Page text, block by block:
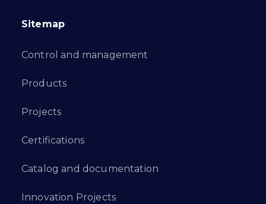
Sitemap
Control and management
Products
Projects
Certifications
Catalog and documentation
Innovation Projects